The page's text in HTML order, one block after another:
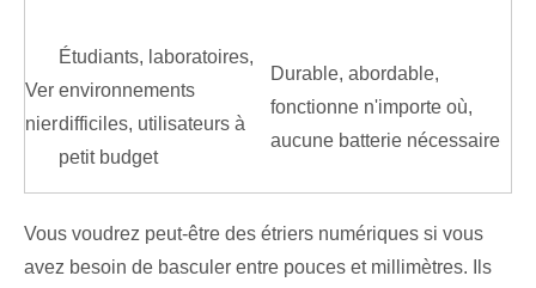
Ver
nier
Étudiants, laboratoires,
environnements
difficiles, utilisateurs à
petit budget
Durable, abordable,
fonctionne n'importe où,
aucune batterie nécessaire
Vous voudrez peut-être des étriers numériques si vous
avez besoin de basculer entre pouces et millimètres. Ils